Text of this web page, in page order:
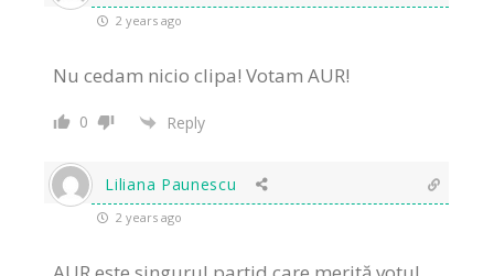
2 years ago
Nu cedam nicio clipa! Votam AUR!
0 Reply
Liliana Paunescu
2 years ago